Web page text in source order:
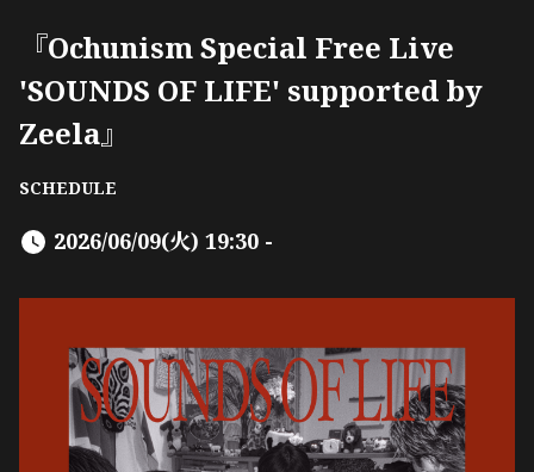
『Ochunism Special Free Live
'SOUNDS OF LIFE' supported by
Zeela』
SCHEDULE
2026/06/09(火) 19:30 -